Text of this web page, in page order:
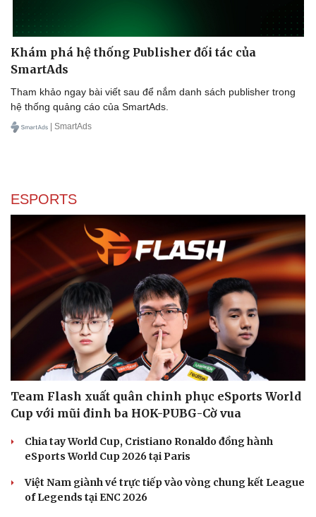
Văn hóa
Sân khấu - Điện ảnh
Âm nhạc
Di sản
Giải trí
Sao Việt
Khám phá hệ thống Publisher đối tác của
SmartAds
Tham khảo ngay bài viết sau để nắm danh sách publisher trong
hệ thống quảng cáo của SmartAds.
| SmartAds
ESPORTS
Team Flash xuất quân chinh phục eSports World
Cup với mũi đinh ba HOK-PUBG-Cờ vua
Chia tay World Cup, Cristiano Ronaldo đồng hành
eSports World Cup 2026 tại Paris
Việt Nam giành vé trực tiếp vào vòng chung kết League
of Legends tại ENC 2026